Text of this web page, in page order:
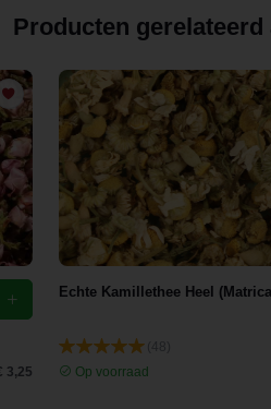
Producten gerelateerd
3,25
Echte Kamillethee Heel
Op voorraad